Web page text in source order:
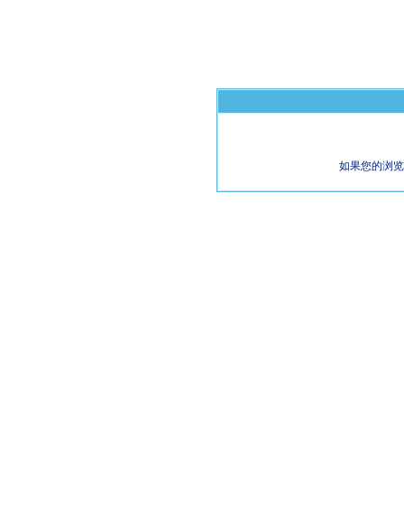
如果您的浏